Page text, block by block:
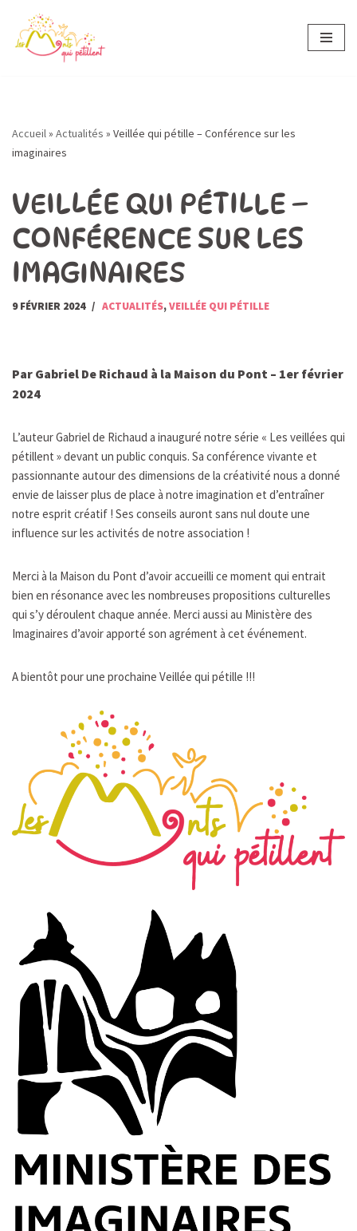
Aller
Accueil» Actualités » Veillée qui pétille – Conférence sur les
imaginaires
VEILLÉE QUI PÉTILLE –
CONFÉRENCE SUR LES
IMAGINAIRES
9 FÉVRIER 2024 ACTUALITÉS,VEILLÉE QUI PÉTILLE
Par Gabriel De Richaud à la Maison du Pont – 1er février
2024
L’auteur Gabriel de Richaud a inauguré notre série « Les veillées qui
pétillent » devant un public conquis. Sa conférence vivante et
passionnante autour des dimensions de la créativité nous a donné
envie de laisser plus de place à notre imagination et d’entraîner
notre esprit créatif ! Ses conseils auront sans nul doute une
influence sur les activités de notre association !
Merci à la Maison du Pont d’avoir accueilli ce moment qui entrait
bien en résonance avec les nombreuses propositions culturelles
qui s’y déroulent chaque année. Merci aussi au Ministère des
Imaginaires d’avoir apporté son agrément à cet événement.
A bientôt pour une prochaine Veillée qui pétille !!!